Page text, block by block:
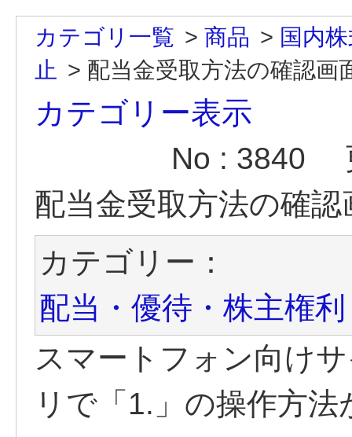
カテゴリ一覧 > 商品 > 国内
止 > 配当金受取方法の確認画
カテゴリー表示
No : 3840
配当金受取方法の確
カテゴリー：
配当・優待・株主権
スマートフォン向け
リで「1.」の操作方